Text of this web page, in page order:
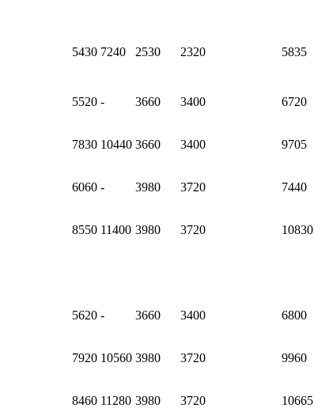
5430 7240 2530 2320 5835
5520 - 3660 3400 6720
7830 10440 3660 3400 9705
6060 - 3980 3720 7440
8550 11400 3980 3720 10830
5620 - 3660 3400 6800
7920 10560 3980 3720 9960
8460 11280 3980 3720 10665